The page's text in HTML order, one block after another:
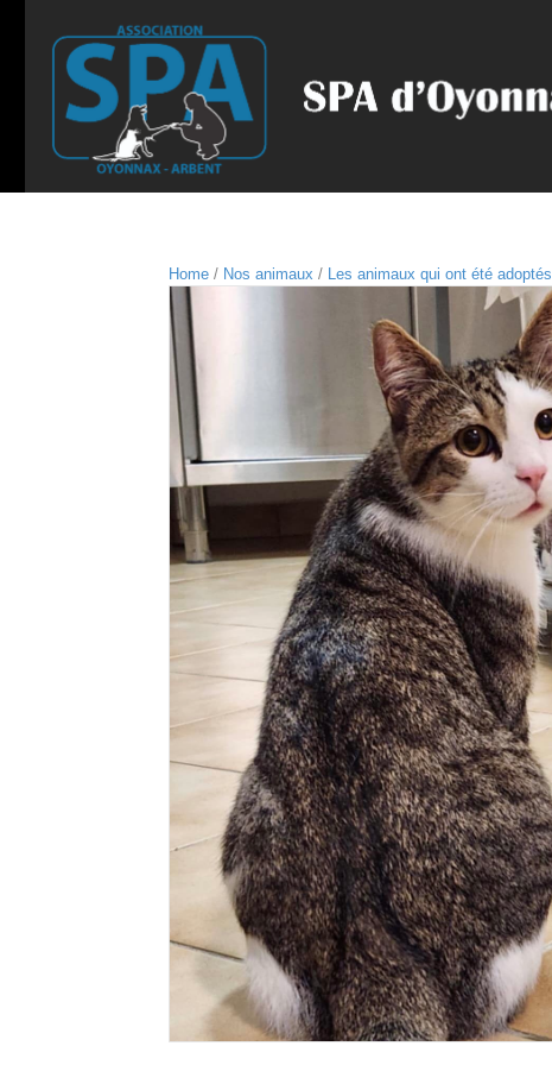
Home / Nos animaux / Les animaux qui ont été adoptés